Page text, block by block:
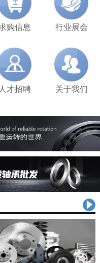
购信息 行业展会
人才招聘 关于我们